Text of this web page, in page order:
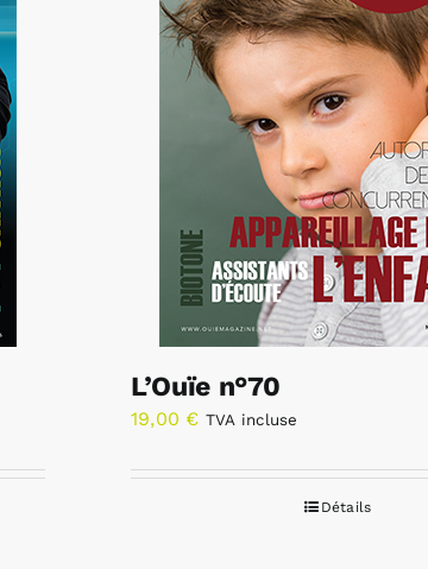
L’Ouïe n°70
19,00 € TVA incluse
Détails